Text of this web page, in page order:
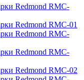
Redmond RMC-
Redmond RMC-01
Redmond RMC-
Redmond RMC-
Redmond RMC-02